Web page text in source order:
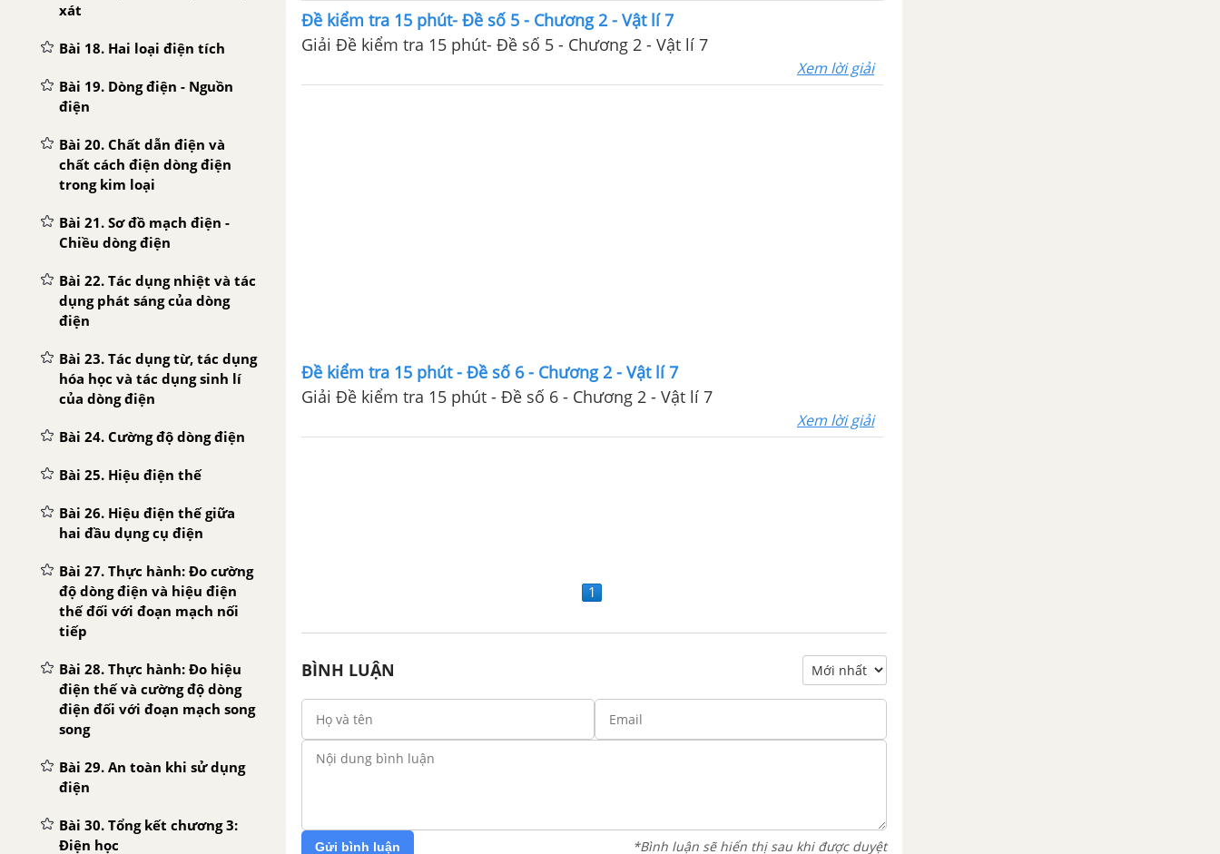
xát
Bài 18. Hai loại điện tích
Bài 19. Dòng điện - Nguồn
điện
Bài 20. Chất dẫn điện và
chất cách điện dòng điện
trong kim loại
Bài 21. Sơ đồ mạch điện -
Chiều dòng điện
Bài 22. Tác dụng nhiệt và tác
dụng phát sáng của dòng
điện
Bài 23. Tác dụng từ, tác dụng
hóa học và tác dụng sinh lí
của dòng điện
Bài 24. Cường độ dòng điện
Bài 25. Hiệu điện thế
Bài 26. Hiệu điện thế giữa
hai đầu dụng cụ điện
Bài 27. Thực hành: Đo cường
độ dòng điện và hiệu điện
thế đối với đoạn mạch nối
tiếp
Bài 28. Thực hành: Đo hiệu
điện thế và cường độ dòng
điện đối với đoạn mạch song
song
Bài 29. An toàn khi sử dụng
điện
Bài 30. Tổng kết chương 3:
Điện học
Đề kiểm tra 15 phút- Đề số 5 - Chương 2 - Vật lí 7
Giải Đề kiểm tra 15 phút- Đề số 5 - Chương 2 - Vật lí 7
Xem lời giải
Đề kiểm tra 15 phút - Đề số 6 - Chương 2 - Vật lí 7
Giải Đề kiểm tra 15 phút - Đề số 6 - Chương 2 - Vật lí 7
Xem lời giải
1
BÌNH LUẬN
Gửi bình luận *Bình luận sẽ hiển thị sau khi được duyệt